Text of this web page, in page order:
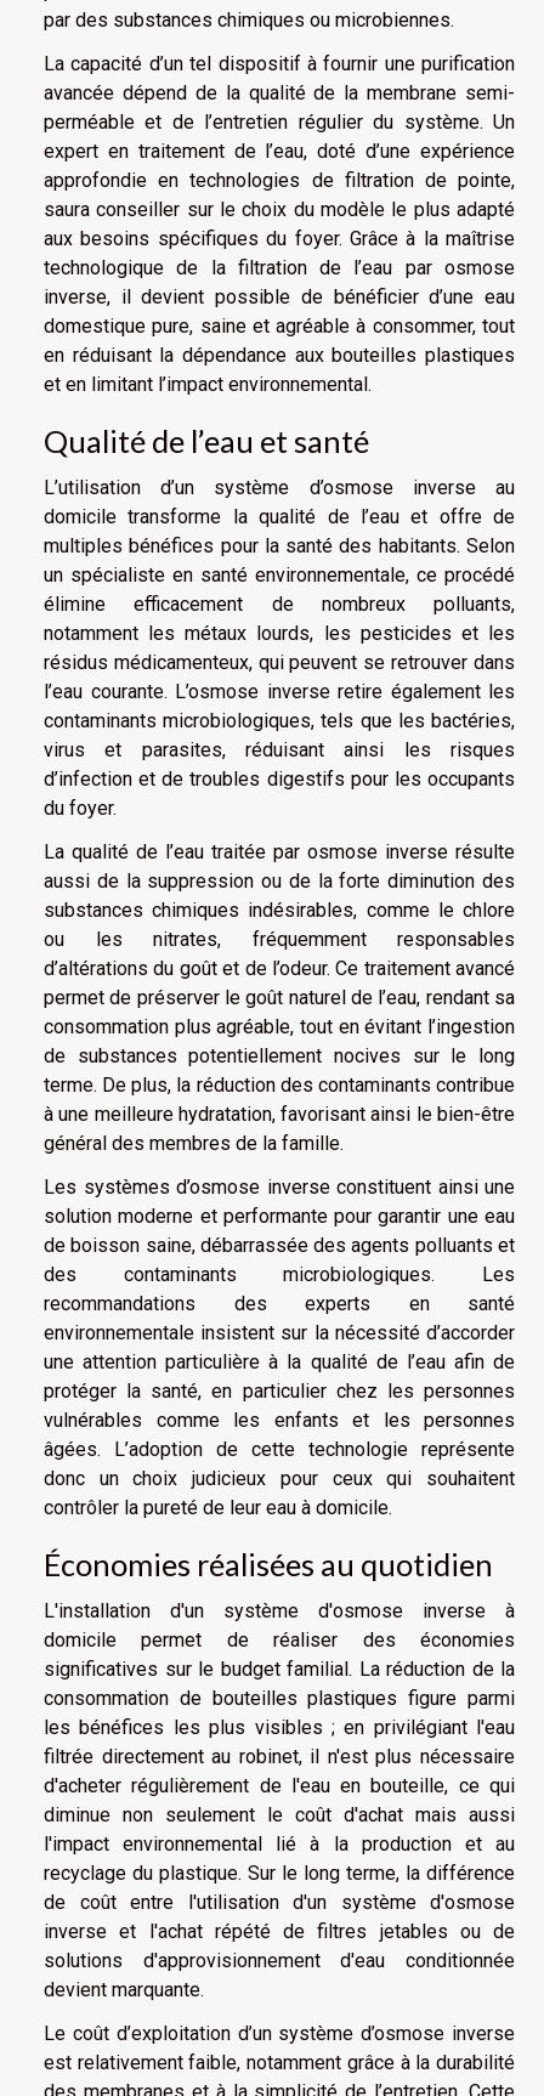
par des substances chimiques ou microbiennes.
La capacité d’un tel dispositif à fournir une purification
avancée dépend de la qualité de la membrane semi-
perméable et de l’entretien régulier du système. Un
expert en traitement de l’eau, doté d’une expérience
approfondie en technologies de filtration de pointe,
saura conseiller sur le choix du modèle le plus adapté
aux besoins spécifiques du foyer. Grâce à la maîtrise
technologique de la filtration de l’eau par osmose
inverse, il devient possible de bénéficier d’une eau
domestique pure, saine et agréable à consommer, tout
en réduisant la dépendance aux bouteilles plastiques
et en limitant l’impact environnemental.
Qualité de l’eau et santé
L’utilisation d’un système d’osmose inverse au
domicile transforme la qualité de l’eau et offre de
multiples bénéfices pour la santé des habitants. Selon
un spécialiste en santé environnementale, ce procédé
élimine efficacement de nombreux polluants,
notamment les métaux lourds, les pesticides et les
résidus médicamenteux, qui peuvent se retrouver dans
l’eau courante. L’osmose inverse retire également les
contaminants microbiologiques, tels que les bactéries,
virus et parasites, réduisant ainsi les risques
d’infection et de troubles digestifs pour les occupants
du foyer.
La qualité de l’eau traitée par osmose inverse résulte
aussi de la suppression ou de la forte diminution des
substances chimiques indésirables, comme le chlore
ou les nitrates, fréquemment responsables
d’altérations du goût et de l’odeur. Ce traitement avancé
permet de préserver le goût naturel de l’eau, rendant sa
consommation plus agréable, tout en évitant l’ingestion
de substances potentiellement nocives sur le long
terme. De plus, la réduction des contaminants contribue
à une meilleure hydratation, favorisant ainsi le bien-être
général des membres de la famille.
Les systèmes d’osmose inverse constituent ainsi une
solution moderne et performante pour garantir une eau
de boisson saine, débarrassée des agents polluants et
des contaminants microbiologiques. Les
recommandations des experts en santé
environnementale insistent sur la nécessité d’accorder
une attention particulière à la qualité de l’eau afin de
protéger la santé, en particulier chez les personnes
vulnérables comme les enfants et les personnes
âgées. L’adoption de cette technologie représente
donc un choix judicieux pour ceux qui souhaitent
contrôler la pureté de leur eau à domicile.
Économies réalisées au quotidien
L'installation d'un système d'osmose inverse à
domicile permet de réaliser des économies
significatives sur le budget familial. La réduction de la
consommation de bouteilles plastiques figure parmi
les bénéfices les plus visibles ; en privilégiant l'eau
filtrée directement au robinet, il n'est plus nécessaire
d'acheter régulièrement de l'eau en bouteille, ce qui
diminue non seulement le coût d'achat mais aussi
l'impact environnemental lié à la production et au
recyclage du plastique. Sur le long terme, la différence
de coût entre l'utilisation d'un système d'osmose
inverse et l'achat répété de filtres jetables ou de
solutions d'approvisionnement d'eau conditionnée
devient marquante.
Le coût d’exploitation d’un système d’osmose inverse
est relativement faible, notamment grâce à la durabilité